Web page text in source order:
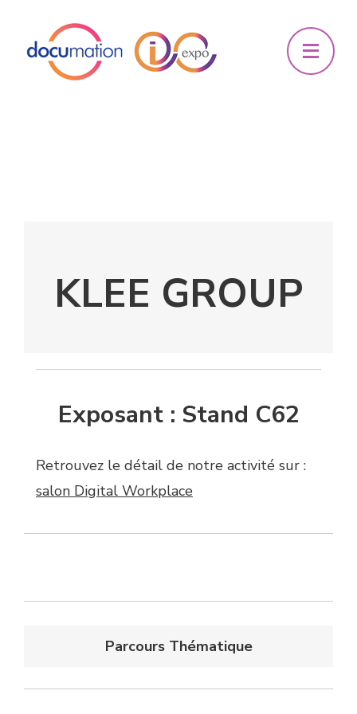
KLEE GROUP
Exposant : Stand C62
Retrouvez le détail de notre activité sur :
salon Digital Workplace
Parcours Thématique